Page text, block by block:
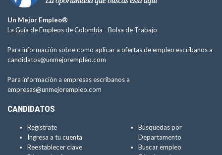
Un Mejor Empleo®
La Guía de Empleos de Colombia - Bolsa de Trabajo
Para información sobre como aplicar a ofertas de empleo escríbanos a
candidatos@unmejorempleo.com
Para información a empresas escríbanos a
empresas@unmejorempleo.com
CANDIDATOS
Regístrate
Ingresa a tu cuenta
Reestablecer clave
Búsquedas por
Departamento
Buscar empleo